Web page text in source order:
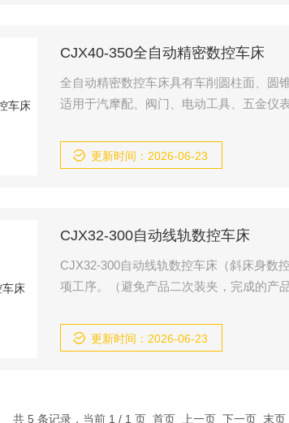
CJX40-350全自动精密数控车床
全自动精密数控车床具有车削圆柱面、圆
适用于汽摩配、阀门、电动工具、五金仪
精密滚珠丝杆副更精确；$n?气动、手动
时，省力；
更新时间：2026-06-23
CJX32-300自动线轨数控车床
CJX32-300自动线轨数控车床（斜床身数
项工序。（避免产品二次装夹，完成的产
更新时间：2026-06-23
共 5 条记录，当前 1 / 1 页 首页 上一页 下一页 末